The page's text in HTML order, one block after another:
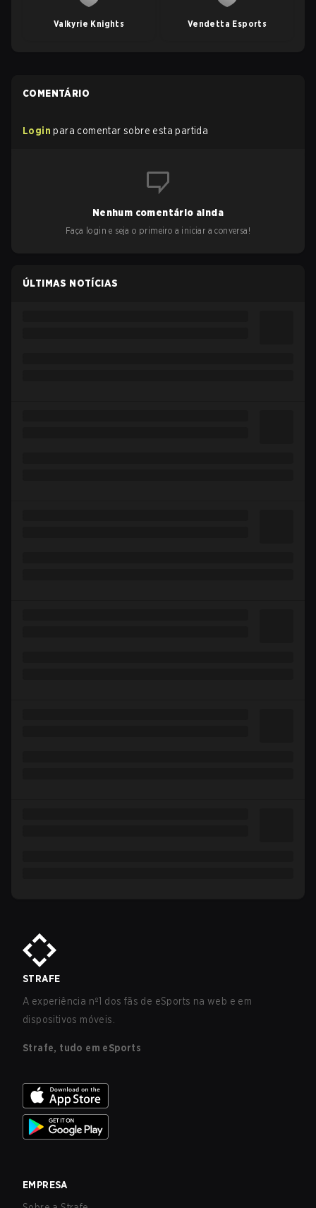
Valkyrie Knights Vendetta Esports
COMENTÁRIO
Login para comentar sobre esta partida
Nenhum comentário ainda
Faça login e seja o primeiro a iniciar a conversa!
ÚLTIMAS NOTÍCIAS
STRAFE
A experiência nº1 dos fãs de eSports na web e em
dispositivos móveis.
Strafe, tudo em eSports
EMPRESA